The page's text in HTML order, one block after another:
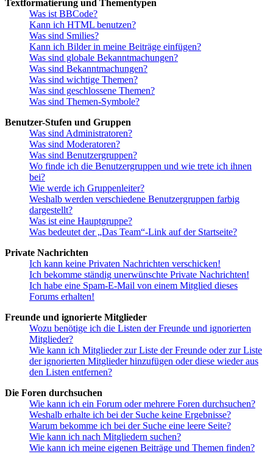
Textformatierung und Thementypen
Was ist BBCode?
Kann ich HTML benutzen?
Was sind Smilies?
Kann ich Bilder in meine Beiträge einfügen?
Was sind globale Bekanntmachungen?
Was sind Bekanntmachungen?
Was sind wichtige Themen?
Was sind geschlossene Themen?
Was sind Themen-Symbole?
Benutzer-Stufen und Gruppen
Was sind Administratoren?
Was sind Moderatoren?
Was sind Benutzergruppen?
Wo finde ich die Benutzergruppen und wie trete ich ihnen
bei?
Wie werde ich Gruppenleiter?
Weshalb werden verschiedene Benutzergruppen farbig
dargestellt?
Was ist eine Hauptgruppe?
Was bedeutet der „Das Team“-Link auf der Startseite?
Private Nachrichten
Ich kann keine Privaten Nachrichten verschicken!
Ich bekomme ständig unerwünschte Private Nachrichten!
Ich habe eine Spam-E-Mail von einem Mitglied dieses
Forums erhalten!
Freunde und ignorierte Mitglieder
Wozu benötige ich die Listen der Freunde und ignorierten
Mitglieder?
Wie kann ich Mitglieder zur Liste der Freunde oder zur Liste
der ignorierten Mitglieder hinzufügen oder diese wieder aus
den Listen entfernen?
Die Foren durchsuchen
Wie kann ich ein Forum oder mehrere Foren durchsuchen?
Weshalb erhalte ich bei der Suche keine Ergebnisse?
Warum bekomme ich bei der Suche eine leere Seite?
Wie kann ich nach Mitgliedern suchen?
Wie kann ich meine eigenen Beiträge und Themen finden?